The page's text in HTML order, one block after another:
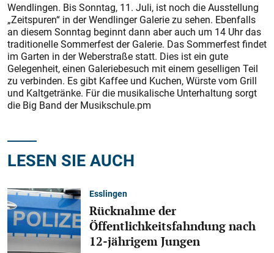
Wendlingen. Bis Sonntag, 11. Juli, ist noch die Ausstellung
„Zeitspuren“ in der Wendlinger Galerie zu sehen. Ebenfalls
an diesem Sonntag beginnt dann aber auch um 14 Uhr das
traditionelle Sommerfest der Galerie. Das Sommerfest findet
im Garten in der Weberstraße statt. Dies ist ein gute
Gelegenheit, einen Galeriebesuch mit einem geselligen Teil
zu verbinden. Es gibt Kaffee und Kuchen, Würste vom Grill
und Kaltgetränke. Für die musikalische Unterhaltung sorgt
die Big Band der Musikschule.pm
LESEN SIE AUCH
Esslingen
Rücknahme der
Öffentlichkeitsfahndung nach
12-jährigem Jungen